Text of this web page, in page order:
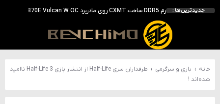
جدیدترین‌ها :
بررسی ASUS ROG Astral RTX 5090 در برابر Astral LC؛ آیا کارت گرافیک خنک‌تر واقعاً سریع‌تر است؟
احتمال معرفی GeForce RTX 5070 SUPER با حافظه 18 گیگابایتی؛ ارتقای محسوس نسبت به مدل استاندارد
انویدیا DLSS 5 را با سه مدل هوش مصنوعی معرفی کرد؛ انتقادهای اولیه نتیجه داد
انویدیا پردازنده 88 هسته‌ای Vera را معرفی کرد؛ CPU اختصاصی برای نسل بعدی هوش مصنوعی
خانه › بازی و سرگرمی ›
طرفداران سری Half-Life از انتشار بازی Half-Life 3 ناامید
شده‌اند !